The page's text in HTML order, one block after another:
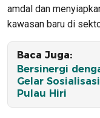
amdal dan
kawasan baru di
Baca Juga:
Bersinergi
Gelar
Pulau Hiri